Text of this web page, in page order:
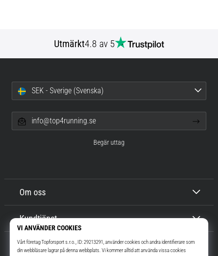
Utmärkt4.8 av 5
Om oss
Kundtjänst
SEK - Sverige (Svenska)
info@top4running.se
Begär uttag